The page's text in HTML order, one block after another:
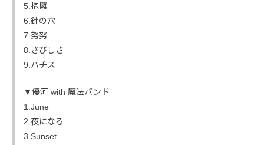
5.抱擁
6.針の穴
7.努努
8.さびしさ
9.ハチス
▼優河 with 魔法バンド
1.June
2.夜になる
3.Sunset